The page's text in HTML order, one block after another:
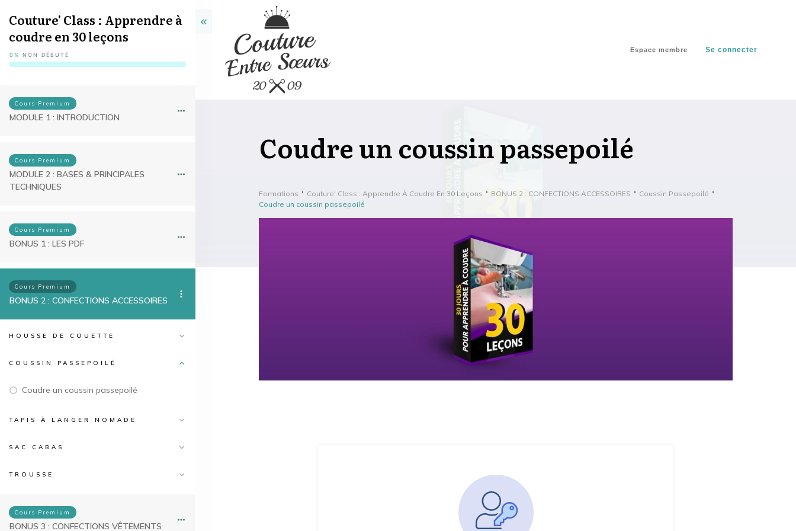
Espace membre Se connecter
Coudre un coussin passepoilé
Formations Couture' Class : Apprendre À Coudre En 30 Leçons BONUS 2 : CONFECTIONS ACCESSOIRES
Coussin Passepoilé
Coudre un coussin passepoilé
Couture' Class : Apprendre à
coudre en 30 leçons
0% NON DÉBUTÉ
Cours Premium
MODULE 1 : INTRODUCTION
Cours Premium
MODULE 2 : BASES & PRINCIPALES
TECHNIQUES
Cours Premium
BONUS 1 : LES PDF
Cours Premium
BONUS 2 : CONFECTIONS ACCESSOIRES
HOUSSE DE COUETTE
COUSSIN PASSEPOILÉ
Coudre un coussin passepoilé
TAPIS À LANGER NOMADE
SAC CABAS
TROUSSE
Cours Premium
BONUS 3 : CONFECTIONS VÊTEMENTS